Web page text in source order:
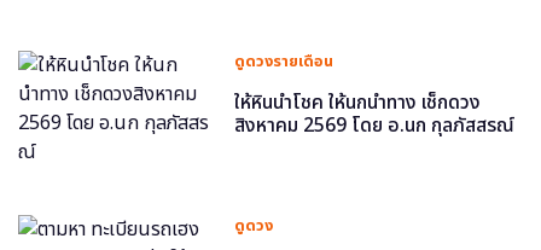
ดูดวงรายเดือน
ให้หินนำโชค ให้นกนำทาง เช็กดวง
สิงหาคม 2569 โดย อ.นก กุลภัสสรณ์
ดูดวง